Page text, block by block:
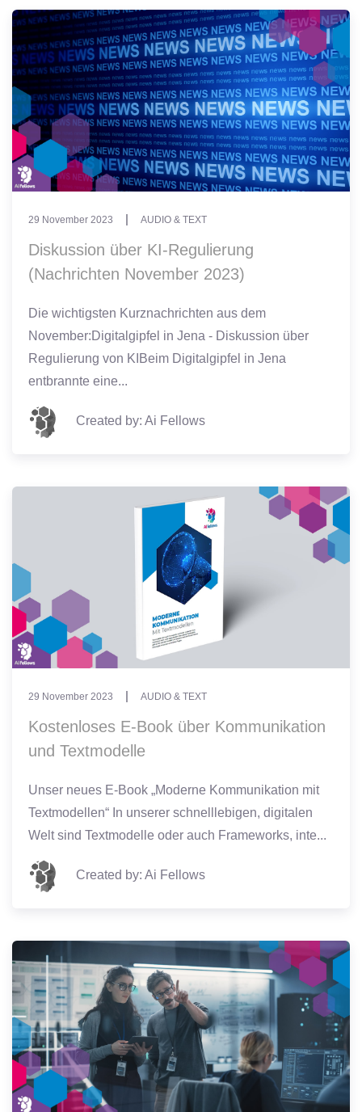
29 November 2023 AUDIO & TEXT
Diskussion über KI-Regulierung
(Nachrichten November 2023)
Die wichtigsten Kurznachrichten aus dem
November:Digitalgipfel in Jena - Diskussion über
Regulierung von KIBeim Digitalgipfel in Jena
entbrannte eine...
Created by: Ai Fellows
29 November 2023 AUDIO & TEXT
Kostenloses E-Book über Kommunikation
und Textmodelle
Unser neues E-Book „Moderne Kommunikation mit
Textmodellen“ In unserer schnelllebigen, digitalen
Welt sind Textmodelle oder auch Frameworks, inte...
Created by: Ai Fellows